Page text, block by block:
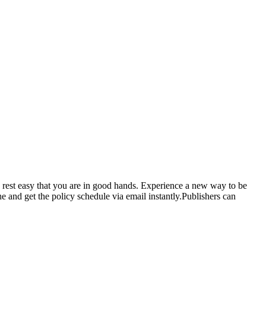
easy that you are in good hands. Experience a new way to be
get the policy schedule via email instantly.Publishers can